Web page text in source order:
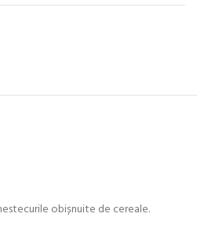
obișnuite de cereale.